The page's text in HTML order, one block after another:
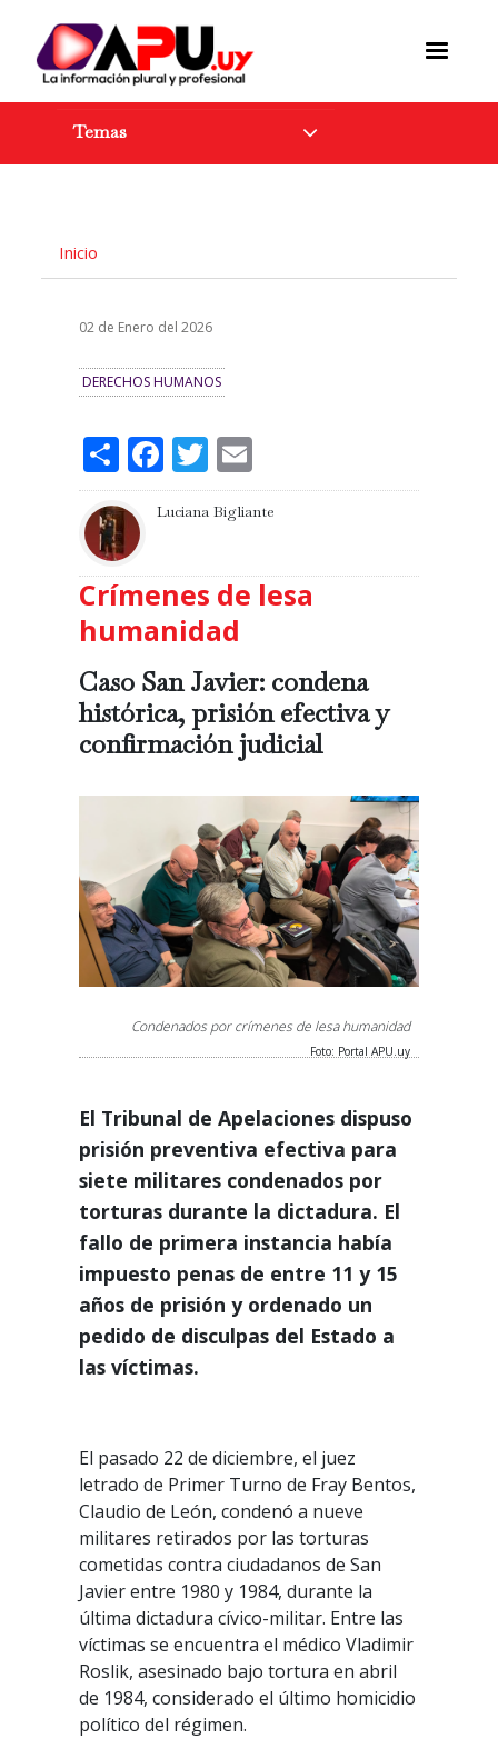
Temas
Inicio
02 de Enero del 2026
DERECHOS HUMANOS
ShareFacebook
Twitter
Luciana Bigliante
Crímenes de lesa
humanidad
Caso San Javier: condena
histórica, prisión efectiva y
confirmación judicial
Condenados por crímenes de lesa humanidad
Foto: Portal APU.uy
El Tribunal de Apelaciones dispuso
prisión preventiva efectiva para
siete militares condenados por
torturas durante la dictadura. El
fallo de primera instancia había
impuesto penas de entre 11 y 15
años de prisión y ordenado un
pedido de disculpas del Estado a
las víctimas.
El pasado 22 de diciembre, el juez
letrado de Primer Turno de Fray Bentos,
Claudio de León, condenó a nueve
militares retirados por las torturas
cometidas contra ciudadanos de San
Javier entre 1980 y 1984, durante la
última dictadura cívico-militar. Entre las
víctimas se encuentra el médico Vladimir
Roslik, asesinado bajo tortura en abril
de 1984, considerado el último homicidio
político del régimen.